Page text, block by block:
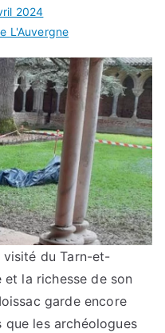
2024
L'Auvergne
visité du Tarn-et-
et la richesse de son
garde encore
que les archéologues